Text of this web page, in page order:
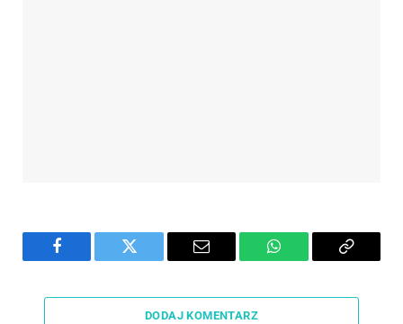
Facebook Twitter Email WhatsAppCopy
DODAJ KOMENTARZ